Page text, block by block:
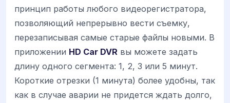
принцип работы любого видеорегистратора,
позволяющий непрерывно вести съемку,
перезаписывая самые старые файлы новыми. В
приложении HD Car DVR вы можете задать
длину одного сегмента: 1, 2, 3 или 5 минут.
Короткие отрезки (1 минута) более удобны, так
как в случае аварии не придется ждать долго,